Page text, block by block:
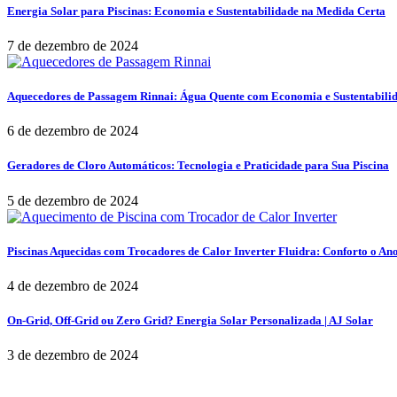
Energia Solar para Piscinas: Economia e Sustentabilidade na Medida Certa
7 de dezembro de 2024
Aquecedores de Passagem Rinnai: Água Quente com Economia e
6 de dezembro de 2024
Geradores de Cloro Automáticos: Tecnologia e Praticidade para Sua Piscina
5 de dezembro de 2024
Piscinas Aquecidas com Trocadores de Calor Inverter Fluidra: Conforto o
4 de dezembro de 2024
On-Grid, Off-Grid ou Zero Grid? Energia Solar Personalizada | AJ Solar
3 de dezembro de 2024